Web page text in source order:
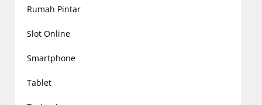
Rumah Pintar
Slot Online
Smartphone
Tablet